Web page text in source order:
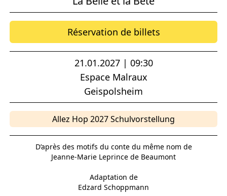
Réservation de billets
21.01.2027 | 09:30
Espace Malraux
Geispolsheim
Allez Hop 2027 Schulvorstellung
D’après des motifs du conte du même nom de
Jeanne-Marie Leprince de Beaumont
Adaptation de
Edzard Schoppmann